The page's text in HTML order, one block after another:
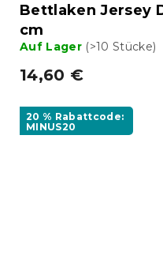
Bettlaken Jersey
cm
Auf Lager (>10 Stücke)
14,60 €
20 % Rabattcode:
MINUS20